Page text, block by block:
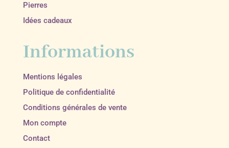
Pierres
Idées cadeaux
Informations
Mentions légales
Politique de confidentialité
Conditions générales de vente
Mon compte
Contact